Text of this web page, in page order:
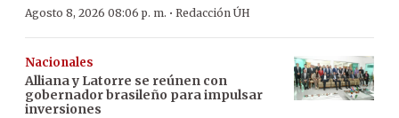
Agosto 8, 2026 08:06 p. m. · Redacción ÚH
Nacionales
Alliana y Latorre se reúnen con
gobernador brasileño para impulsar
inversiones